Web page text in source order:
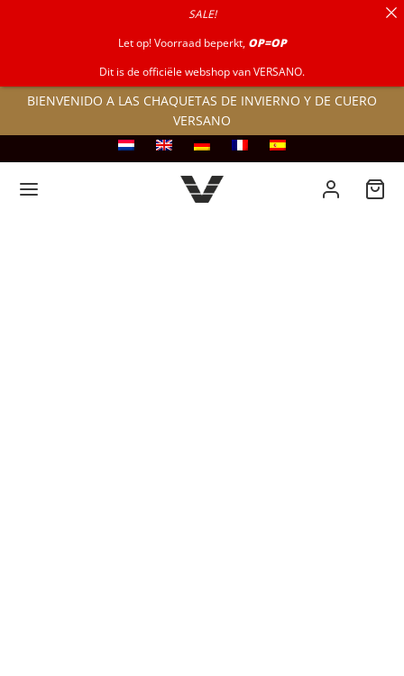
BIENVENIDO A LAS CHAQUETAS DE INVIERNO Y DE CUERO
VERSANO
SALE!
Let op! Voorraad beperkt, OP=OP
Dit is de officiële webshop van VERSANO.